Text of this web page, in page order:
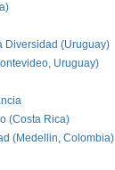
Diversidad (Uruguay)
Uruguay)
(Costa Rica)
(Medellin, Colombia)